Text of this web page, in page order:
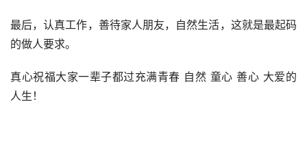
最后，认真工作，善待家人朋友，自然生活，这就是最起码
的做人要求。
真心祝福大家一辈子都过充满青春 自然 童心 善心 大爱的
人生！